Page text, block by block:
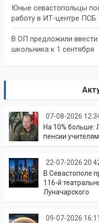
Юные севастопольцы
работу в ИТ-центре ПСБ
В ОП предложили
школьника к 1 сентября
07-08-2026
На 10% больше:
пенсии
22-07-2026
В Севастополе
116-й
Луначарского
09-07-2026 16:11